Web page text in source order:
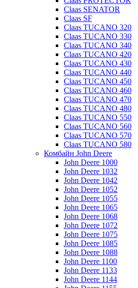
Claas SENATOR
Claas SF
Claas TUCANO 320
Claas TUCANO 330
Claas TUCANO 340
Claas TUCANO 420
Claas TUCANO 430
Claas TUCANO 440
Claas TUCANO 450
Claas TUCANO 460
Claas TUCANO 470
Claas TUCANO 480
Claas TUCANO 550
Claas TUCANO 560
Claas TUCANO 570
Claas TUCANO 580
Комбайн John Deere
John Deere 1000
John Deere 1032
John Deere 1042
John Deere 1052
John Deere 1055
John Deere 1065
John Deere 1068
John Deere 1072
John Deere 1075
John Deere 1085
John Deere 1088
John Deere 1100
John Deere 1133
John Deere 1144